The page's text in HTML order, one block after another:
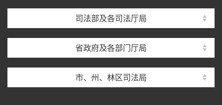
司法部及各司法厅局
省政府及各部门厅局
市、州、林区司法局